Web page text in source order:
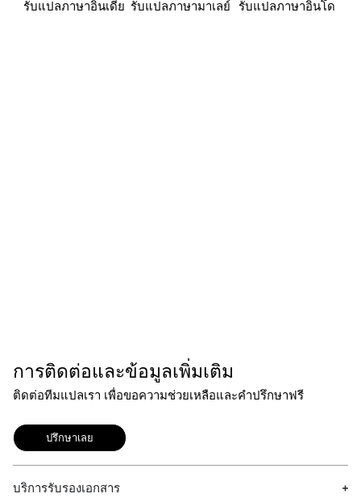
รับแปลภาษาอินเดีย รับแปลภาษามาเลย์ รับแปลภาษาอินโด
การติดต่อและข้อมูลเพิ่มเติม
ติดต่อทีมแปลเรา เพื่อขอความช่วยเหลือและคำปรึกษาฟรี
ปรึกษาเลย
บริการรับรองเอกสาร